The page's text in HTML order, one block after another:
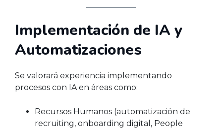
Implementación de IA y
Automatizaciones
Se valorará experiencia implementando
procesos con IA en áreas como:
Recursos Humanos (automatización de
recruiting, onboarding digital, People